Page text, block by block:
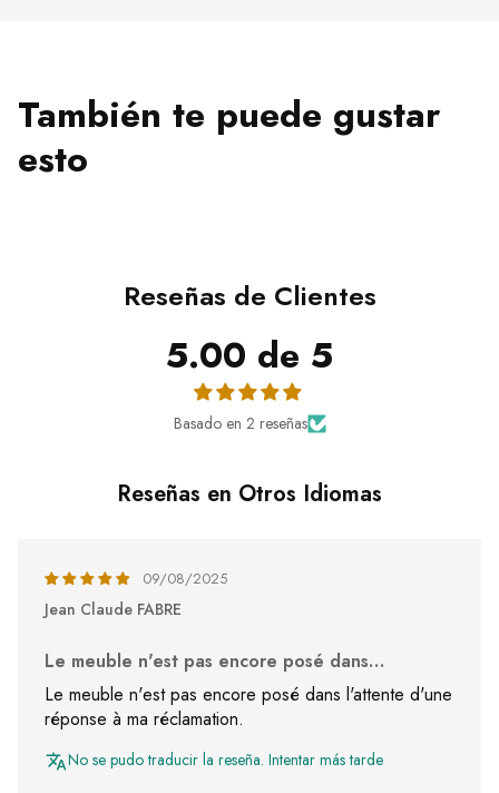
También te puede gustar
esto
Reseñas de Clientes
5.00 de 5
Basado en 2 reseñas
Reseñas en Otros Idiomas
09/08/2025
Jean Claude FABRE
Le meuble n'est pas encore posé dans…
Le meuble n'est pas encore posé dans l'attente d'une
réponse à ma réclamation.
No se pudo traducir la reseña. Intentar más tarde